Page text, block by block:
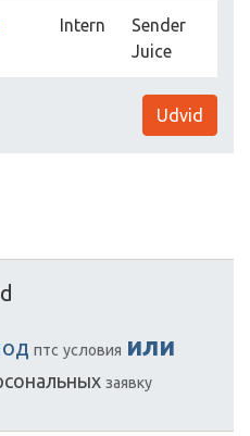
Intern
Sender
Juice
Udvid
птс условия или
заявку